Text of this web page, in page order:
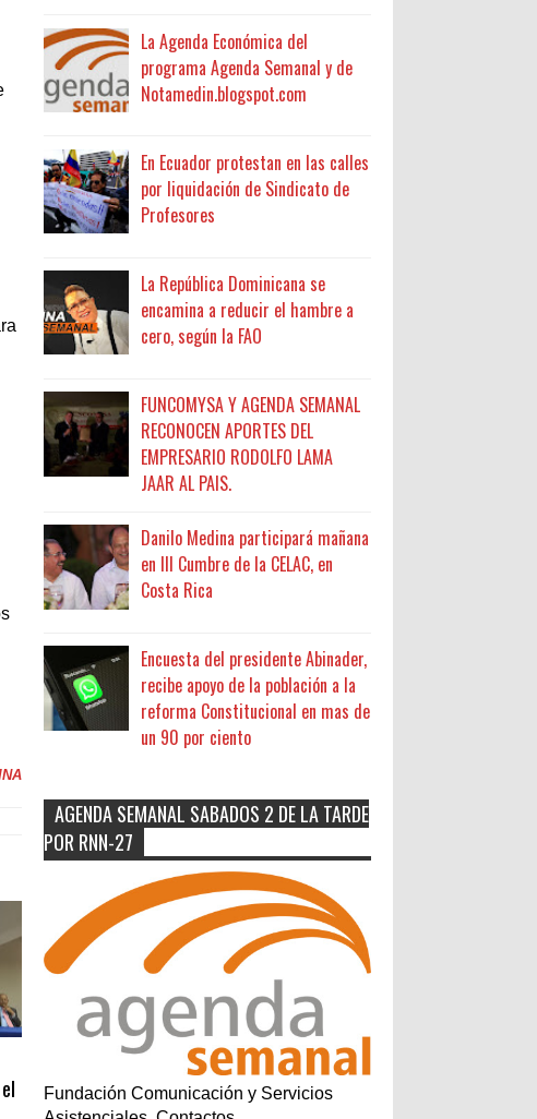
La Agenda Económica del
programa Agenda Semanal y de
Notamedin.blogspot.com
En Ecuador protestan en las calles
por liquidación de Sindicato de
Profesores
La República Dominicana se
encamina a reducir el hambre a
cero, según la FAO
FUNCOMYSA Y AGENDA SEMANAL
RECONOCEN APORTES DEL
EMPRESARIO RODOLFO LAMA
JAAR AL PAIS.
Danilo Medina participará mañana
en III Cumbre de la CELAC, en
Costa Rica
Encuesta del presidente Abinader,
recibe apoyo de la población a la
reforma Constitucional en mas de
un 90 por ciento
AGENDA SEMANAL SABADOS 2 DE LA TARDE
POR RNN-27
Fundación Comunicación y Servicios